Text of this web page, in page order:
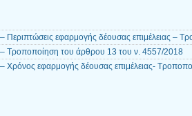
Περιπτώσεις εφαρμογής δέουσας επιμέλειας –
Τροποποίηση του άρθρου 13 του ν. 4557/2018
Χρόνος εφαρμογής δέουσας επιμέλειας-